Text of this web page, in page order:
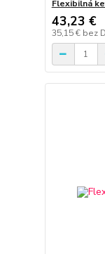
Flexibilná
43,23 €
35,15 € bez